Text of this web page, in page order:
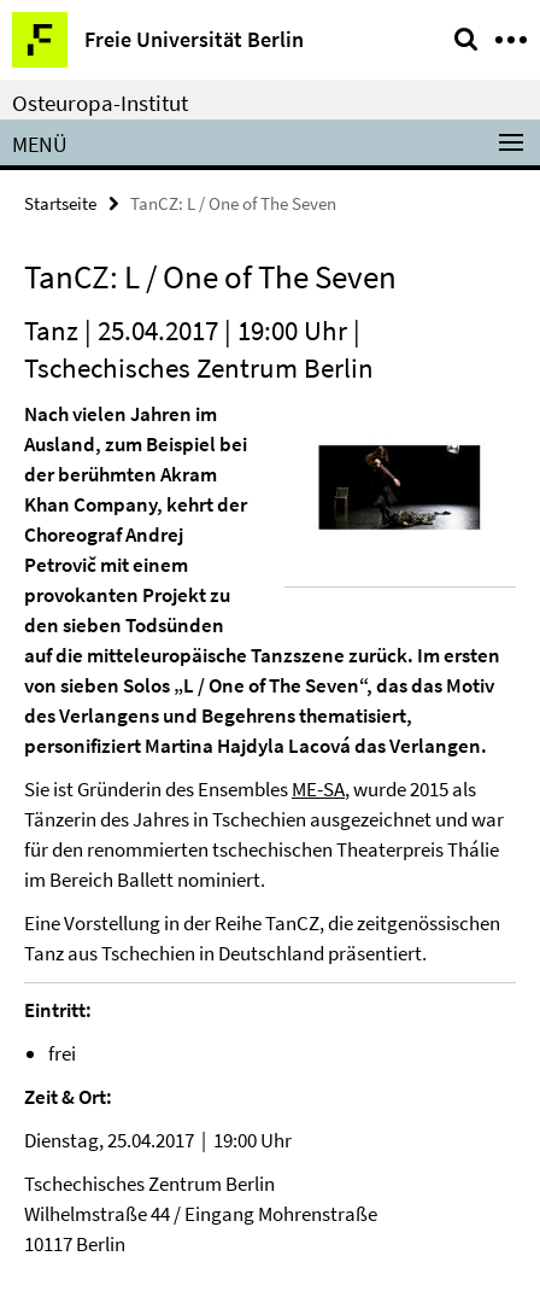
Springe
direkt
zu
Inhalt
Freie Universität Berlin
Service-
Navigation
Osteuropa-Institut
MENÜ
Startseite TanCZ: L / One of The Seven
TanCZ: L / One of The Seven
Tanz | 25.04.2017 | 19:00 Uhr |
Tschechisches Zentrum Berlin
Nach vielen Jahren im
Ausland, zum Beispiel bei
der berühmten Akram
Khan Company, kehrt der
Choreograf Andrej
Petrovič mit einem
provokanten Projekt zu
den sieben Todsünden
auf die mitteleuropäische Tanzszene zurück. Im ersten
von sieben Solos „L / One of The Seven“, das das Motiv
des Verlangens und Begehrens thematisiert,
personifiziert Martina Hajdyla Lacová das Verlangen.
Sie ist Gründerin des EnsemblesME-SA, wurde 2015 als
Tänzerin des Jahres in Tschechien ausgezeichnet und war
für den renommierten tschechischen Theaterpreis Thálie
im Bereich Ballett nominiert.
Eine Vorstellung in der Reihe TanCZ, die zeitgenössischen
Tanz aus Tschechien in Deutschland präsentiert.
Eintritt:
frei
Zeit & Ort:
Dienstag, 25.04.2017 | 19:00 Uhr
Tschechisches Zentrum Berlin
Wilhelmstraße 44 / Eingang Mohrenstraße
10117 Berlin